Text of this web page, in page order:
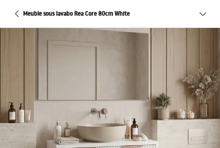
Meuble sous lavabo Rea Core 80cm White